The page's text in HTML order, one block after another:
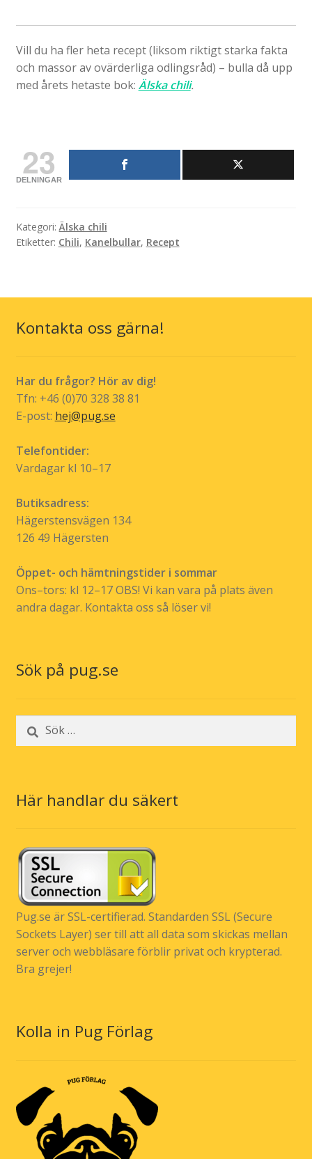
Vill du ha fler heta recept (liksom riktigt starka fakta
och massor av ovärderliga odlingsråd) – bulla då upp
med årets hetaste bok: Älska chili.
23
DELNINGAR
Kategori:Älska chili
Etiketter: Chili, Kanelbullar, Recept
Kontakta oss gärna!
Har du frågor? Hör av dig!
Tfn: +46 (0)70 328 38 81
E-post: hej@pug.se
Telefontider:
Vardagar kl 10–17
Butiksadress:
Hägerstensvägen 134
126 49 Hägersten
Öppet- och hämtningstider i sommar
Ons–tors: kl 12–17 OBS! Vi kan vara på plats även
andra dagar. Kontakta oss så löser vi!
Sök på pug.se
Sök
efter:
Här handlar du säkert
Pug.se är SSL-certifierad. Standarden SSL (Secure
Sockets Layer) ser till att all data som skickas mellan
server och webbläsare förblir privat och krypterad.
Bra grejer!
Kolla in Pug Förlag